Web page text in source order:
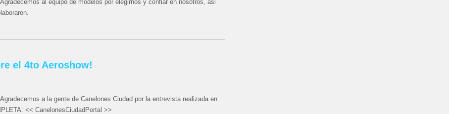
Agradecemos al equipo de modelos por elegirnos y confiar en nosotros, asi
el 4to Aeroshow!
Agradecemos a la gente de Canelones Ciudad por la entrevista realizada en
<< CanelonesCiudadPortal >>